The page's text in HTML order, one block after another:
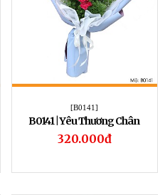
[B0141]
B0141 | Yêu Thương Chân
Thành
320.000đ